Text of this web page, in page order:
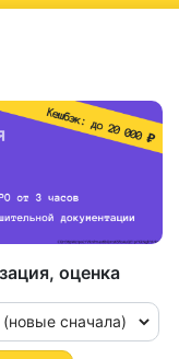
оценка
сначала)